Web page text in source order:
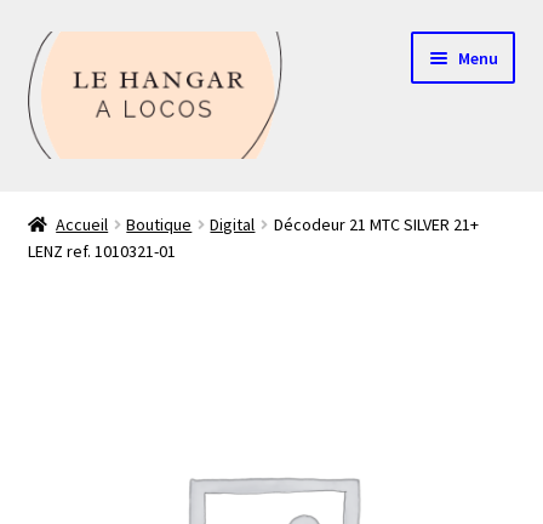
Aller
à
la
navigation
Aller
au
contenu
Menu
Boutique
Accueil Boutique Digital
Décodeur 21 MTC SILVER 21+
LENZ ref. 1010321-01